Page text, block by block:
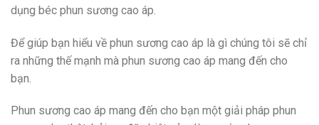
dụng béc phun sương cao áp.
Để giúp bạn hiểu về phun sương cao áp là gì chúng tôi sẽ chỉ
ra những thế mạnh mà phun sương cao áp mang đến cho
bạn.
Phun sương cao áp mang đến cho bạn một giải pháp phun